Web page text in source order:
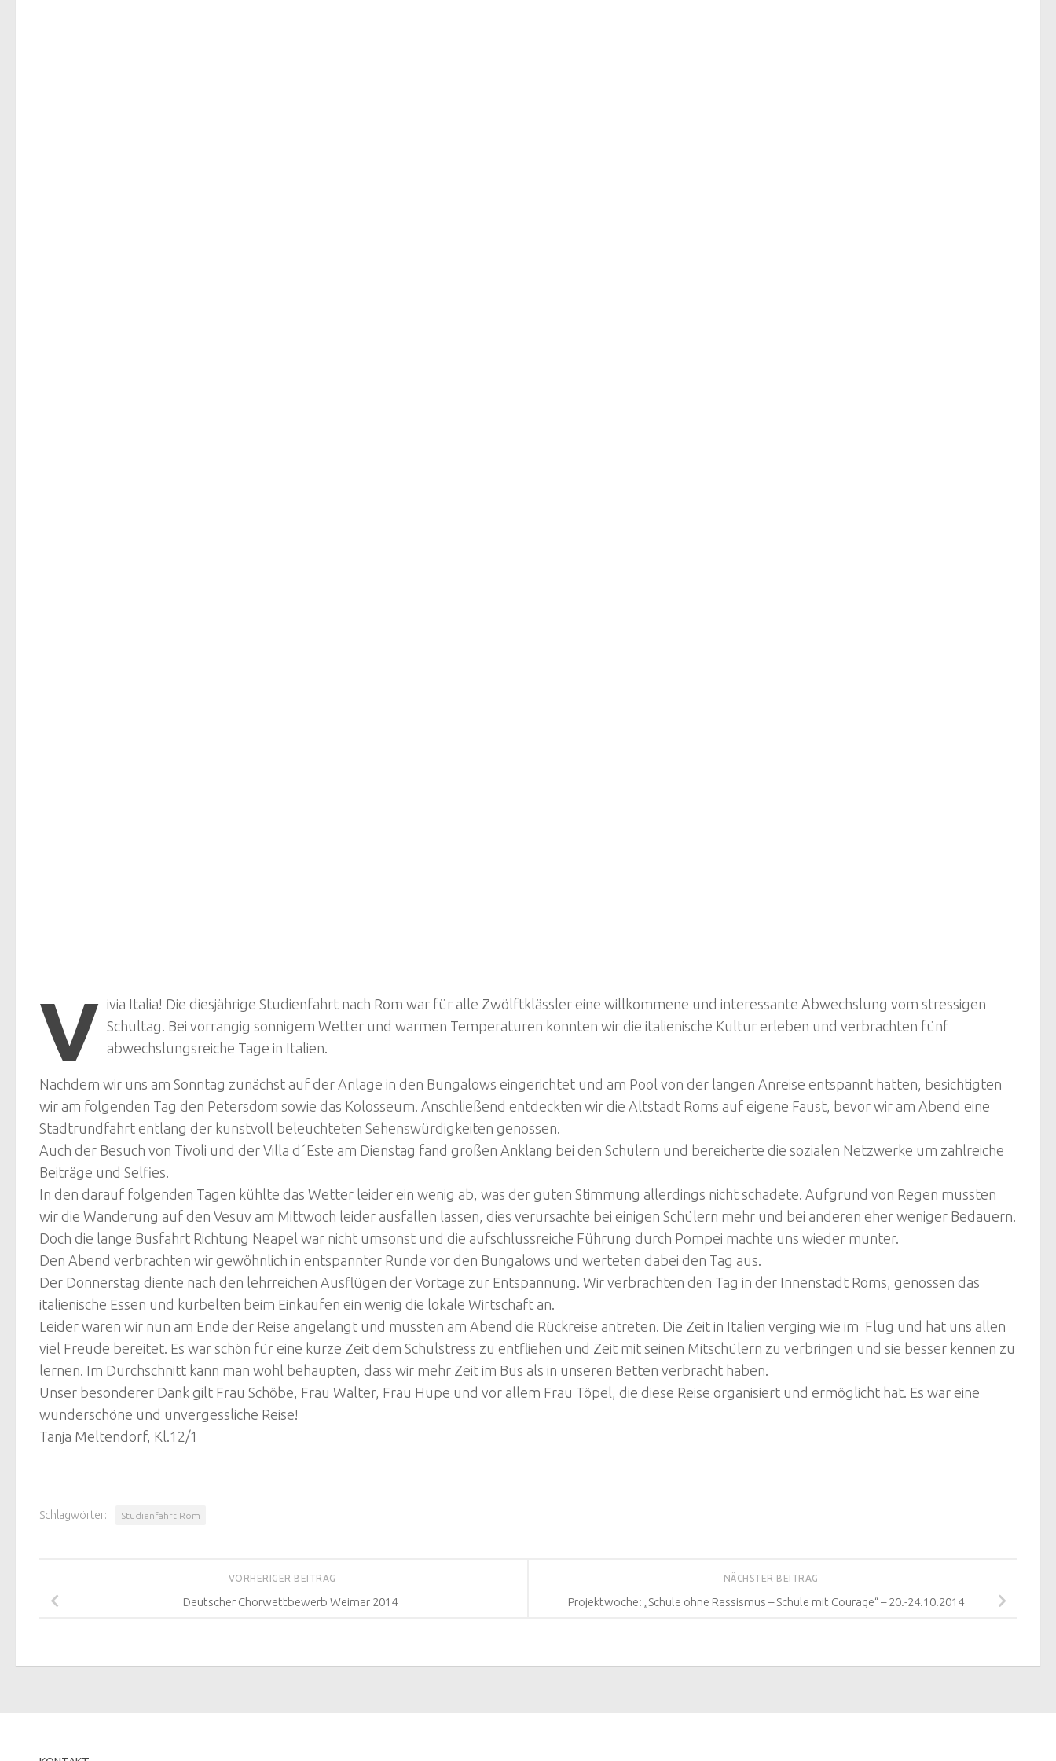
V ivia Italia! Die diesjährige Studienfahrt nach Rom war für alle Zwölftklässler eine willkommene und interessante Abwechslung vom stressigen
Schultag. Bei vorrangig sonnigem Wetter und warmen Temperaturen konnten wir die italienische Kultur erleben und verbrachten fünf
abwechslungsreiche Tage in Italien.
Nachdem wir uns am Sonntag zunächst auf der Anlage in den Bungalows eingerichtet und am Pool von der langen Anreise entspannt hatten, besichtigten
wir am folgenden Tag den Petersdom sowie das Kolosseum. Anschließend entdeckten wir die Altstadt Roms auf eigene Faust, bevor wir am Abend eine
Stadtrundfahrt entlang der kunstvoll beleuchteten Sehenswürdigkeiten genossen.
Auch der Besuch von Tivoli und der Villa d´Este am Dienstag fand großen Anklang bei den Schülern und bereicherte die sozialen Netzwerke um zahlreiche
Beiträge und Selfies.
In den darauf folgenden Tagen kühlte das Wetter leider ein wenig ab, was der guten Stimmung allerdings nicht schadete. Aufgrund von Regen mussten
wir die Wanderung auf den Vesuv am Mittwoch leider ausfallen lassen, dies verursachte bei einigen Schülern mehr und bei anderen eher weniger Bedauern.
Doch die lange Busfahrt Richtung Neapel war nicht umsonst und die aufschlussreiche Führung durch Pompei machte uns wieder munter.
Den Abend verbrachten wir gewöhnlich in entspannter Runde vor den Bungalows und werteten dabei den Tag aus.
Der Donnerstag diente nach den lehrreichen Ausflügen der Vortage zur Entspannung. Wir verbrachten den Tag in der Innenstadt Roms, genossen das
italienische Essen und kurbelten beim Einkaufen ein wenig die lokale Wirtschaft an.
Leider waren wir nun am Ende der Reise angelangt und mussten am Abend die Rückreise antreten. Die Zeit in Italien verging wie im Flug und hat uns allen
viel Freude bereitet. Es war schön für eine kurze Zeit dem Schulstress zu entfliehen und Zeit mit seinen Mitschülern zu verbringen und sie besser kennen zu
lernen. Im Durchschnitt kann man wohl behaupten, dass wir mehr Zeit im Bus als in unseren Betten verbracht haben.
Unser besonderer Dank gilt Frau Schöbe, Frau Walter, Frau Hupe und vor allem Frau Töpel, die diese Reise organisiert und ermöglicht hat. Es war eine
wunderschöne und unvergessliche Reise!
Tanja Meltendorf, Kl.12/1
Schlagwörter: Studienfahrt Rom
NÄCHSTER BEITRAG
Projektwoche: „Schule ohne Rassismus – Schule mit Courage“ – 20.-24.10.2014
VORHERIGER BEITRAG
Deutscher Chorwettbewerb Weimar 2014